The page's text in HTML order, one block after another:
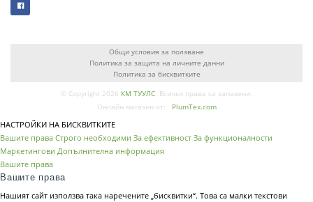
Общи условия за ползване
Политика за защита на личните данни
Политика за бисквитките
© Copyright 2026 КМ ТУУЛС. Всички права са запазени.
Онлайн магазин от:
PlumTex.com
НАСТРОЙКИ НА БИСКВИТКИТЕ
Вашите права Строго необходими За ефективност За функционалности
Маркетингови Допълнителна информация
Вашите права
Вашите права
Нашият сайт използва така наречените „бисквитки“. Това са малки текстови